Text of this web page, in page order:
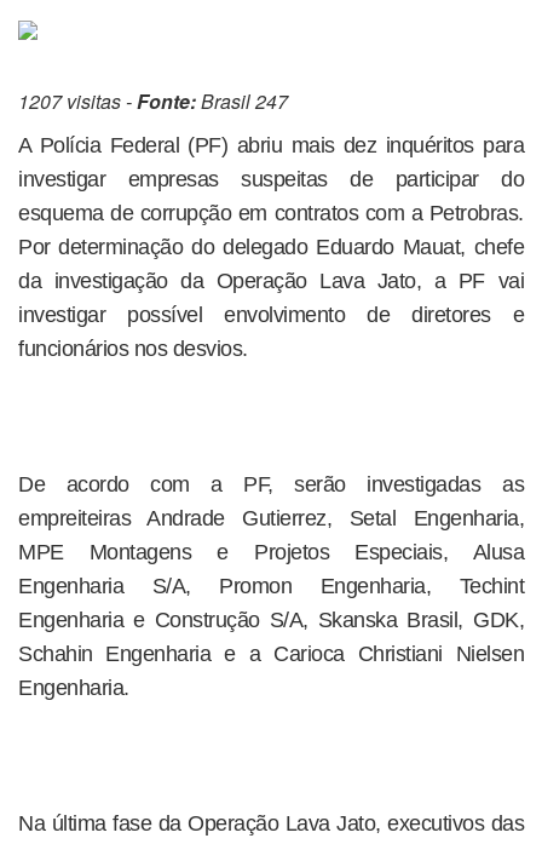
1207 visitas -Fonte:Brasil 247
A Polícia Federal (PF) abriu mais dez inquéritos para
investigar empresas suspeitas de participar do
esquema de corrupção em contratos com a Petrobras.
Por determinação do delegado Eduardo Mauat, chefe
da investigação da Operação Lava Jato, a PF vai
investigar possível envolvimento de diretores e
funcionários nos desvios.
De acordo com a PF, serão investigadas as
empreiteiras Andrade Gutierrez, Setal Engenharia,
MPE Montagens e Projetos Especiais, Alusa
Engenharia S/A, Promon Engenharia, Techint
Engenharia e Construção S/A, Skanska Brasil, GDK,
Schahin Engenharia e a Carioca Christiani Nielsen
Engenharia.
Na última fase da Operação Lava Jato, executivos das